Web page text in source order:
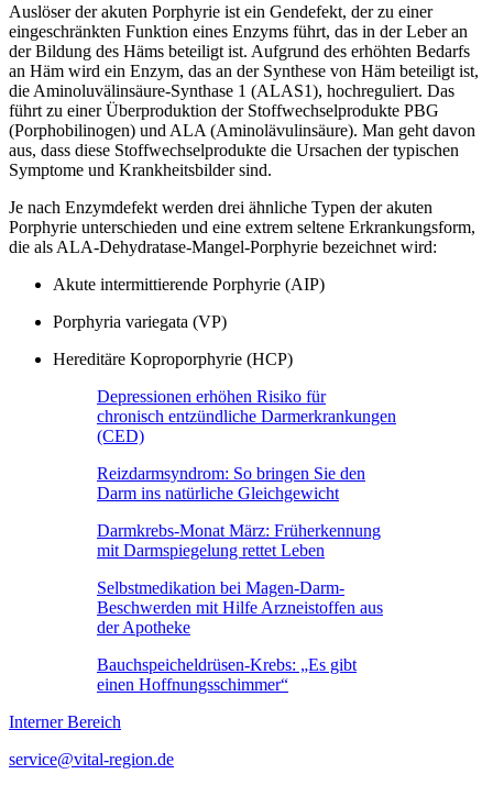
Auslöser der akuten Porphyrie ist ein Gendefekt, der zu einer
eingeschränkten Funktion eines Enzyms führt, das in der Leber an
der Bildung des Häms beteiligt ist. Aufgrund des erhöhten Bedarfs
an Häm wird ein Enzym, das an der Synthese von Häm beteiligt ist,
die Aminoluvälinsäure-Synthase 1 (ALAS1), hochreguliert. Das
führt zu einer Überproduktion der Stoffwechselprodukte PBG
(Porphobilinogen) und ALA (Aminolävulinsäure). Man geht davon
aus, dass diese Stoffwechselprodukte die Ursachen der typischen
Symptome und Krankheitsbilder sind.
Je nach Enzymdefekt werden drei ähnliche Typen der akuten
Porphyrie unterschieden und eine extrem seltene Erkrankungsform,
die als ALA-Dehydratase-Mangel-Porphyrie bezeichnet wird:
Akute intermittierende Porphyrie (AIP)
Porphyria variegata (VP)
Hereditäre Koproporphyrie (HCP)
Depressionen erhöhen Risiko für
chronisch entzündliche Darmerkrankungen
(CED)
Reizdarmsyndrom: So bringen Sie den
Darm ins natürliche Gleichgewicht
Darmkrebs-Monat März: Früherkennung
mit Darmspiegelung rettet Leben
Selbstmedikation bei Magen-Darm-
Beschwerden mit Hilfe Arzneistoffen aus
der Apotheke
Bauchspeicheldrüsen-Krebs: „Es gibt
einen Hoffnungsschimmer“
Interner Bereich
service@vital-region.de